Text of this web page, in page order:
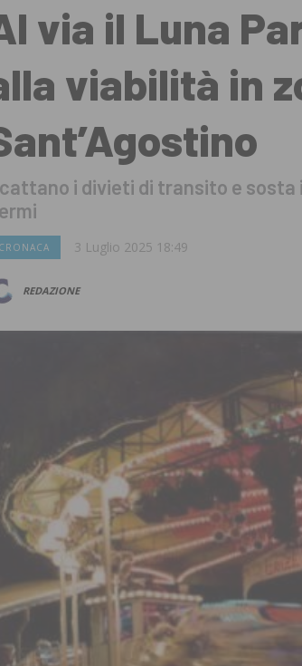
via il Luna
viabilità in
i divieti di transito e sosta
CRONACA 3 Luglio 2025 18:49
REDAZIONE